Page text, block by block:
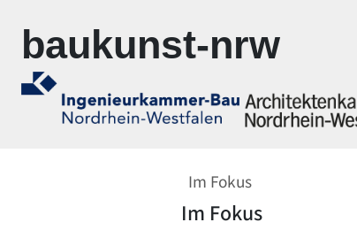
baukunst-nrw
Im Fokus
Im Fokus